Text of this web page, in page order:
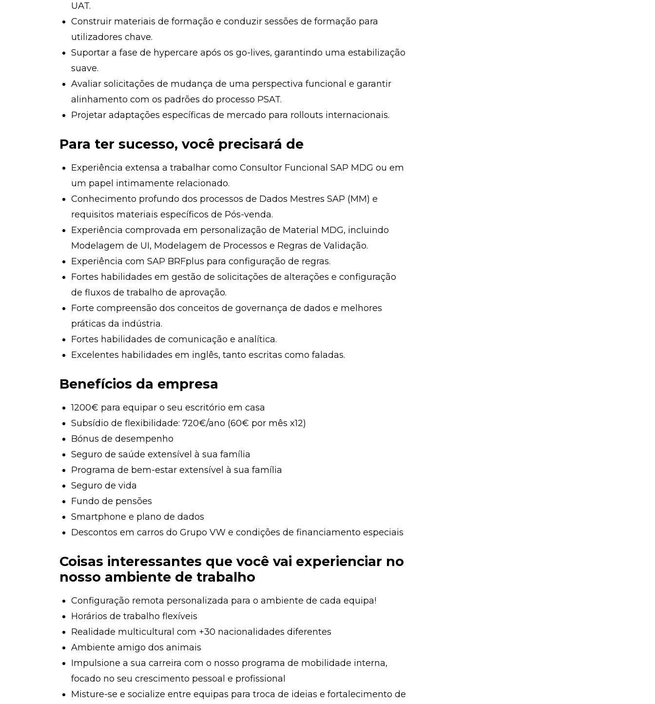
UAT.
Construir materiais de formação e conduzir sessões de formação para
utilizadores chave.
Suportar a fase de hypercare após os go-lives, garantindo uma estabilização
suave.
Avaliar solicitações de mudança de uma perspectiva funcional e garantir
alinhamento com os padrões do processo PSAT.
Projetar adaptações específicas de mercado para rollouts internacionais.
Para ter sucesso, você precisará de
Experiência extensa a trabalhar como Consultor Funcional SAP MDG ou em
um papel intimamente relacionado.
Conhecimento profundo dos processos de Dados Mestres SAP (MM) e
requisitos materiais específicos de Pós-venda.
Experiência comprovada em personalização de Material MDG, incluindo
Modelagem de UI, Modelagem de Processos e Regras de Validação.
Experiência com SAP BRFplus para configuração de regras.
Fortes habilidades em gestão de solicitações de alterações e configuração
de fluxos de trabalho de aprovação.
Forte compreensão dos conceitos de governança de dados e melhores
práticas da indústria.
Fortes habilidades de comunicação e analítica.
Excelentes habilidades em inglês, tanto escritas como faladas.
Benefícios da empresa
1200€ para equipar o seu escritório em casa
Subsídio de flexibilidade: 720€/ano (60€ por mês x12)
Bónus de desempenho
Seguro de saúde extensível à sua família
Programa de bem-estar extensível à sua família
Seguro de vida
Fundo de pensões
Smartphone e plano de dados
Descontos em carros do Grupo VW e condições de financiamento especiais
Coisas interessantes que você vai experienciar no
nosso ambiente de trabalho
Configuração remota personalizada para o ambiente de cada equipa!
Horários de trabalho flexíveis
Realidade multicultural com +30 nacionalidades diferentes
Ambiente amigo dos animais
Impulsione a sua carreira com o nosso programa de mobilidade interna,
focado no seu crescimento pessoal e profissional
Misture-se e socialize entre equipas para troca de ideias e fortalecimento de